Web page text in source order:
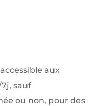
aux
sauf
ou non, pour des